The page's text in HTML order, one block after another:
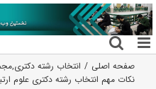
رفتن
به
محتوا
صفحه اصلی انتخاب رشته دکتری,
نکات مهم انتخاب رشته دکتری علوم